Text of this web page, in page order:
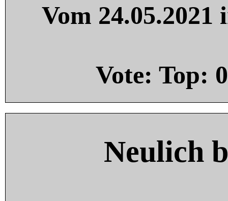
Vom
Vote: Top: 0
Neulich